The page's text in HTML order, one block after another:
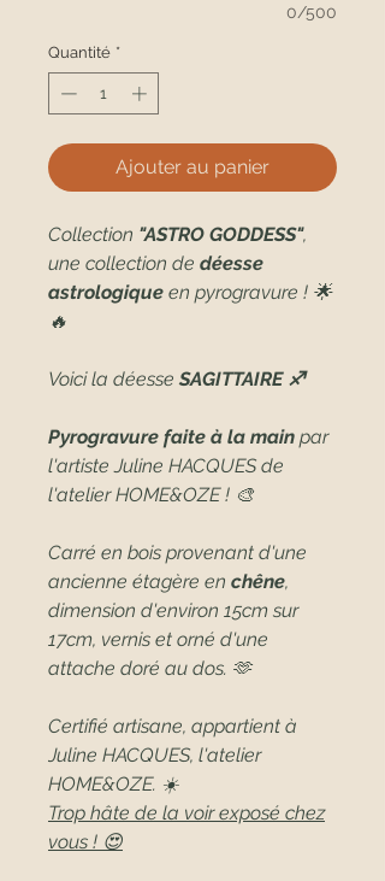
0/500
Quantité *
Ajouter au panier
Collection "ASTRO GODDESS",
une collection de déesse
astrologique en pyrogravure ! 🌟
🔥
Voici la déesse SAGITTAIRE ♐
Pyrogravure faite à la main par
l'artiste Juline HACQUES de
l'atelier HOME&OZE ! 🎨
Carré en bois provenant d'une
ancienne étagère en chêne,
dimension d'environ 15cm sur
17cm, vernis et orné d'une
attache doré au dos. 🫶
Certifié artisane, appartient à
Juline HACQUES, l'atelier
HOME&OZE. ☀️
Trop hâte de la voir exposé chez
vous ! 😍